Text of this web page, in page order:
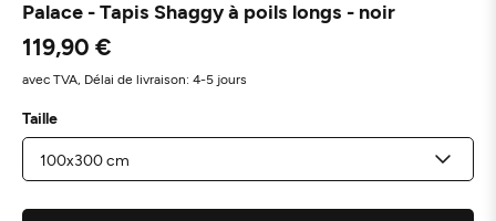
Palace - Tapis Shaggy à poils longs - noir
119,90 €
avec TVA, Délai de livraison: 4-5 jours
Taille